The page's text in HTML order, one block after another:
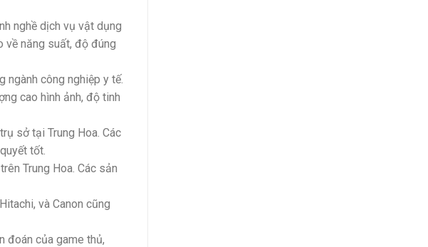
nghề dịch vụ vật dụng
về năng suất, độ đúng
công nghiệp y tế.
cao hình ảnh, độ tinh
sở tại Trung Hoa. Các
tốt.
Trung Hoa. Các sản
và Canon cũng
đoán của game thủ,